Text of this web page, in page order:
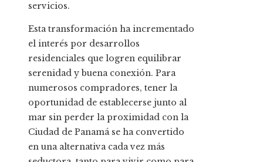
servicios.
Esta transformación ha incrementado
el interés por desarrollos
residenciales que logren equilibrar
serenidad y buena conexión. Para
numerosos compradores, tener la
oportunidad de establecerse junto al
mar sin perder la proximidad con la
Ciudad de Panamá se ha convertido
en una alternativa cada vez más